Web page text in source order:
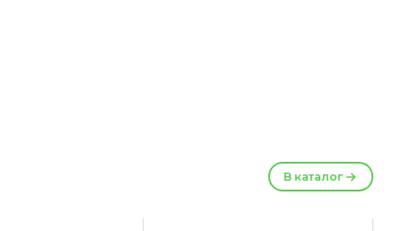
В каталог